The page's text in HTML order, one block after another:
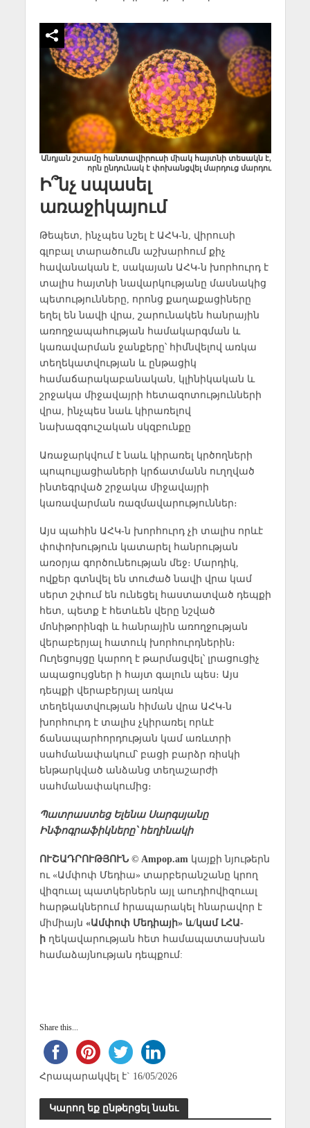
Անդյան շտամը հանտավիրուսի միակ հայտնի տեսակն է,
որն ընդունակ է փոխանցվել մարդուց մարդու
Ի՞նչ սպասել
առաջիկայում
Թեպետ, ինչպես նշել է ԱՀԿ-ն, վիրուսի
գլոբալ տարածումն աշխարհում քիչ
հավանական է, սակայան ԱՀԿ-ն խորհուրդ է
տալիս հայտնի նավարկությանը մասնակից
պետությունները, որոնց քաղաքացիները
եղել են նավի վրա, շարունակեն հանրային
առողջապահության համակարգման և
կառավարման ջանքերը՝ հիմնվելով առկա
տեղեկատվության և ընթացիկ
համաճարակաբանական, կլինիկական և
շրջակա միջավայրի հետազոտությունների
վրա, ինչպես նաև կիրառելով
նախազգուշական սկզբունքը
Առաջարկվում է նաև կիրառել կրծողների
պոպուլյացիաների կրճատմանն ուղղված
ինտեգրված շրջակա միջավայրի
կառավարման ռազմավարություններ։
Այս պահին ԱՀԿ-ն խորհուրդ չի տալիս որևէ
փոփոխություն կատարել հանրության
առօրյա գործունեության մեջ։ Մարդիկ,
ովքեր գտնվել են տուժած նավի վրա կամ
սերտ շփում են ունեցել հաստատված դեպքի
հետ, պետք է հետևեն վերը նշված
մոնիթորինգի և հանրային առողջության
վերաբերյալ հատուկ խորհուրդներին։
Ուղեցույցը կարող է թարմացվել՝ լրացուցիչ
ապացույցներ ի հայտ գալուն պես։ Այս
դեպքի վերաբերյալ առկա
տեղեկատվության հիման վրա ԱՀԿ-ն
խորհուրդ է տալիս չկիրառել որևէ
ճանապարհորդության կամ առևտրի
սահմանափակում՝ բացի բարձր ռիսկի
ենթարկված անձանց տեղաշարժի
սահմանափակումից։
Պատրաստեց Ելենա Սարգսյանը
Ինֆոգրաֆիկները՝ հեղինակի
ՈՒՇԱԴՐՈՒԹՅՈՒՆ © Ampop.amկայքի նյութերն
ու «Ամփոփ Մեդիա» տարբերանշանը կրող
վիզուալ պատկերներն այլ աուդիովիզուալ
հարթակներում հրապարակել հնարավոր է
միմիայն «Ամփոփ Մեդիայի» և/կամ ԼՀԱ-
իղեկավարության հետ համապատասխան
համաձայնության դեպքում:
Share this...
Հրապարակվել է` 16/05/2026
Կարող եք ընթերցել նաեւ